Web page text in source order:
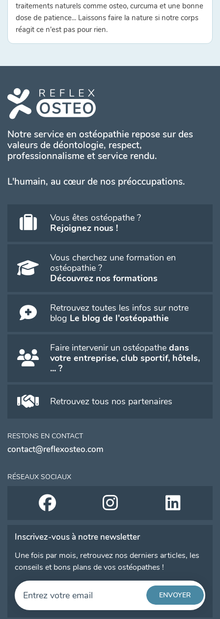
traitements naturels comme osteo, curcuma et une bonne
dose de patience... Laissons faire la nature si notre corps
réagit ce n'est pas pour rien.
Notre service en ostéopathie repose sur des
valeurs de déontologie, respect,
professionnalisme et service rendu.
L'humain, au cœur de nos préoccupations.
Vous êtes ostéopathe ?
Rejoignez nous !
Vous cherchez une formation en
ostéopathie ?
Découvrez nos formations
Retrouvez toutes les infos sur notre
blog Le blog de l'ostéopathie
Faire intervenir un ostéopathe dans
votre entreprise, club sportif, hôtels,
... ?
Retrouvez tous nos partenaires
RESTONS EN CONTACT
contact@reflexosteo.com
RÉSEAUX SOCIAUX
Inscrivez-vous à notre newsletter
Une fois par mois, retrouvez nos derniers articles, les
conseils et bons plans de vos ostéopathes !